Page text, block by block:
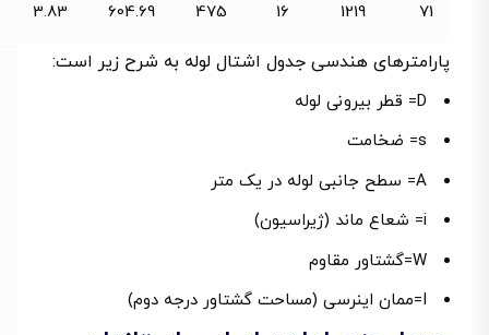
71
1219
16
475
604.69
3.83
پارامترهای هندسی جدول اشتال لوله به شرح زیر است:
D= قطر بیرونی لوله
s= ضخامت
A= سطح جانبی لوله در یک متر
i= شعاع ماند (ژیراسیون)
W=گشتاور مقاوم
I=ممان اینرسی (مساحت گشتاور درجه دوم)